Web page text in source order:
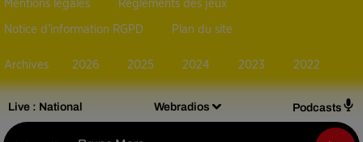
Live : National Webradios Podcasts
Mentions légales Règlements des jeux
Notice d’information RGPD Plan du site
Archives 2026 2025 2024 2023 2022